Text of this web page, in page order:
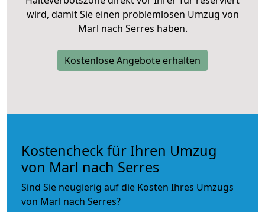
wird, damit Sie einen problemlosen Umzug von
Marl nach Serres haben.
Kostenlose Angebote erhalten
Kostencheck für Ihren Umzug
von Marl nach Serres
Sind Sie neugierig auf die Kosten Ihres Umzugs
von Marl nach Serres?